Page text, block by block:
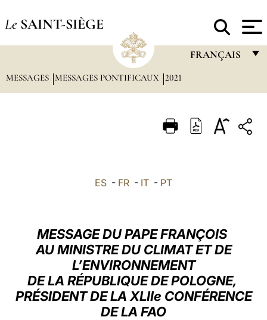
Le SAINT-SIÈGE
FRANÇAIS
ITALIANO
العربيّة
中文
LATINE
MESSAGES MESSAGES PONTIFICAUX 2021
ES - FR - IT - PT
MESSAGE DU PAPE FRANÇOIS
AU MINISTRE DU CLIMAT ET DE
L’ENVIRONNEMENT
DE LA RÉPUBLIQUE DE POLOGNE,
PRÉSIDENT DE LA XLIIe CONFÉRENCE
DE LA FAO